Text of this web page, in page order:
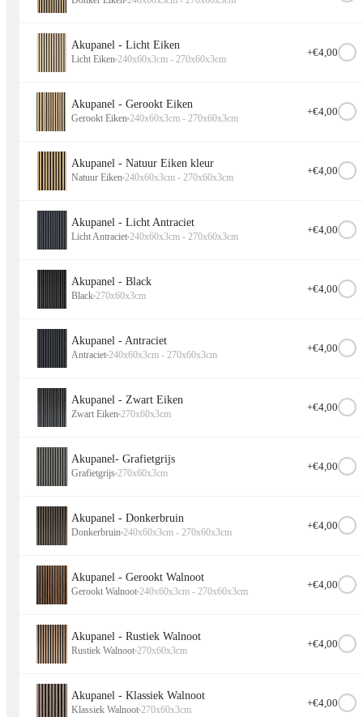
warme, natuurlijke uitstraling.
In badkamers past het goed bij gouden of chromen armaturen,
terwijl het in woonkamers extra sfeer brengt met zachte
verlichting.
Voor een moderne touch kun je het combineren met
minimalistische accessoires en gladde oppervlakken.
Akupanel - Licht Eiken
Licht Eiken 240x60x3cm - 270x60x3cm
+€4,00
Akupanel - Gerookt Eiken
Gerookt Eiken 240x60x3cm - 270x60x3cm
+€4,00
Akupanel - Natuur Eiken kleur
Natuur Eiken 240x60x3cm - 270x60x3cm
+€4,00
Akupanel - Licht Antraciet
Licht Antraciet 240x60x3cm - 270x60x3cm
+€4,00
Akupanel - Black
Black 270x60x3cm
+€4,00
Akupanel - Antraciet
Antraciet 240x60x3cm - 270x60x3cm
+€4,00
Akupanel - Zwart Eiken
Zwart Eiken 270x60x3cm
+€4,00
Akupanel- Grafietgrijs
Grafietgrijs 270x60x3cm
+€4,00
Akupanel - Donkerbruin
Donkerbruin 240x60x3cm - 270x60x3cm
+€4,00
Akupanel - Gerookt Walnoot
Gerookt Walnoot 240x60x3cm - 270x60x3cm
+€4,00
Akupanel - Rustiek Walnoot
Rustiek Walnoot 270x60x3cm
+€4,00
Akupanel - Klassiek Walnoot
Klassiek Walnoot 270x60x3cm
+€4,00